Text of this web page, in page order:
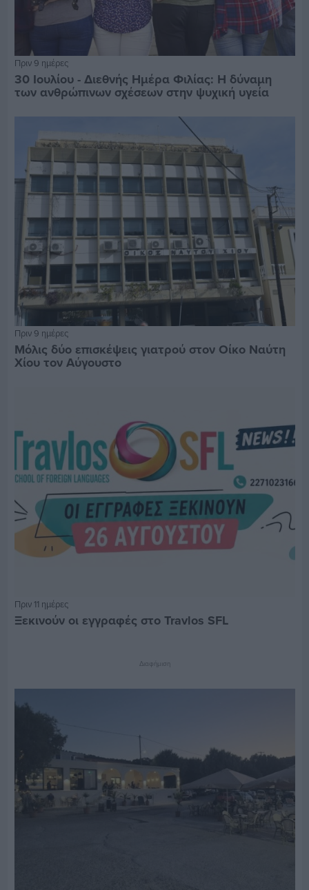
Πριν 9 ημέρες
30 Ιουλίου - Διεθνής Ημέρα Φιλίας: Η δύναμη
των ανθρώπινων σχέσεων στην ψυχική υγεία
Πριν 9 ημέρες
Μόλις δύο επισκέψεις γιατρού στον Οίκο Ναύτη
Χίου τον Αύγουστο
Πριν 11 ημέρες
Ξεκινούν οι εγγραφές στο Travlos SFL
Διαφήμιση